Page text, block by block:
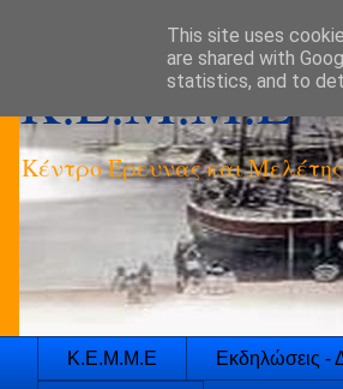
K.E.M.M.E
Κέντρο Έρευνας και
Κ.Ε.Μ.Μ.Ε Εκδηλώσεις -
This site uses
are shared with
statistics, and to